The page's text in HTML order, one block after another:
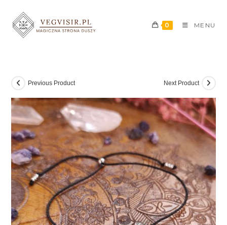
0 MENU
Previous Product Next Product